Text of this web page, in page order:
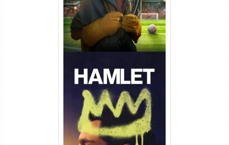
Hamlet Torrent (2026) WEB-
DL 1080p Dual Áudio